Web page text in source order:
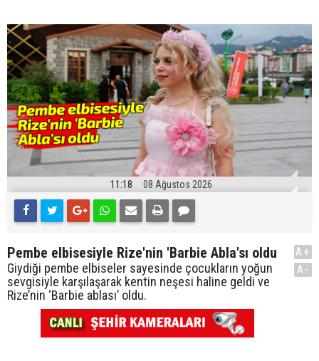
11:18 08 Ağustos 2026
Pembe elbisesiyle Rize'nin 'Barbie Abla'sı oldu
Giydiği pembe elbiseler sayesinde çocukların yoğun
sevgisiyle karşılaşarak kentin neşesi haline geldi ve
Rize’nin ‘Barbie ablası’ oldu.
A+
A-